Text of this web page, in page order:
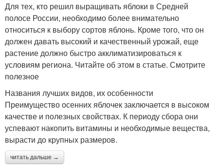
Для тех, кто решил выращивать яблоки в Средней
полосе России, необходимо более внимательно
относиться к выбору сортов яблонь. Кроме того, что он
должен давать высокий и качественный урожай, еще
растение должно быстро акклиматизироваться к
условиям региона. Читайте об этом в статье. Смотрите
полезное
Названия лучших видов, их особенности
Преимущество осенних яблочек заключается в высоком
качестве и полезных свойствах. К периоду сбора они
успевают накопить витамины и необходимые вещества,
вырасти до крупных размеров.
читать дальше →